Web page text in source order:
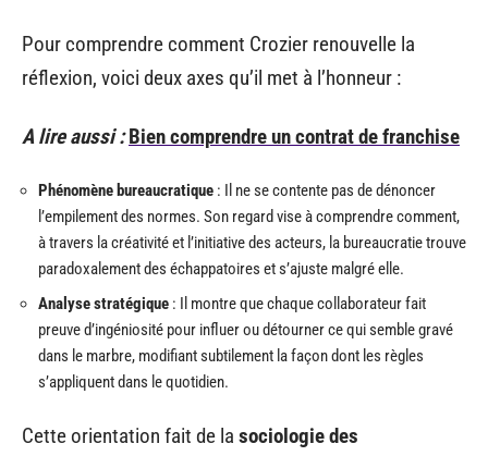
Pour comprendre comment Crozier renouvelle la
réflexion, voici deux axes qu’il met à l’honneur :
A lire aussi : Bien comprendre un contrat de franchise
Phénomène bureaucratique : Il ne se contente pas de dénoncer
l’empilement des normes. Son regard vise à comprendre comment,
à travers la créativité et l’initiative des acteurs, la bureaucratie trouve
paradoxalement des échappatoires et s’ajuste malgré elle.
Analyse stratégique : Il montre que chaque collaborateur fait
preuve d’ingéniosité pour influer ou détourner ce qui semble gravé
dans le marbre, modifiant subtilement la façon dont les règles
s’appliquent dans le quotidien.
Cette orientation fait de la sociologie des